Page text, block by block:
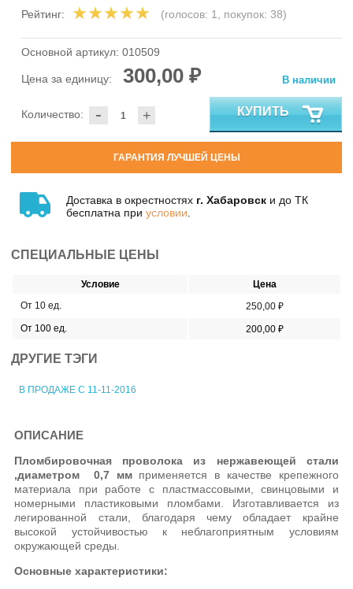
Рейтинг: (голосов: 1, покупок: 38)
Основной артикул: 010509
Цена за единицу: 300,00 ₽
- +
Количество:
В наличии
КУПИТЬ
ГАРАНТИЯ ЛУЧШЕЙ ЦЕНЫ
Доставка в окрестностях г. Хабаровск и до ТК
бесплатна при условии
СПЕЦИАЛЬНЫЕ ЦЕНЫ
Условие
Цена
От 10 ед.
250,00 ₽
От 100 ед.
200,00 ₽
ДРУГИЕ ТЭГИ
В ПРОДАЖЕ С 11-11-2016
ОПИСАНИЕ
Пломбировочная проволока из нержавеющей стали
,диаметром 0,7 мм применяется в качестве крепежного
материала при работе с пластмассовыми, свинцовыми и
номерными пластиковыми пломбами. Изготавливается из
легированной стали, благодаря чему обладает крайне
высокой устойчивостью к неблагоприятным условиям
окружающей среды.
Основные характеристики: